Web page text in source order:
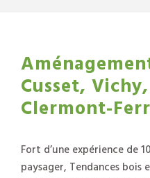
Cusset,
Clermont-
Fort d’une expérience de
paysager, Tendances